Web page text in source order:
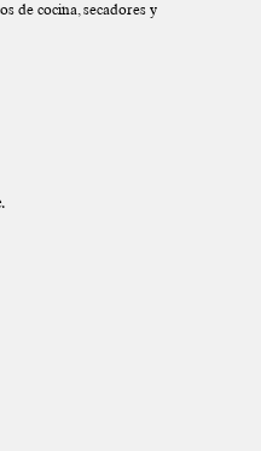
de cocina, secadores y